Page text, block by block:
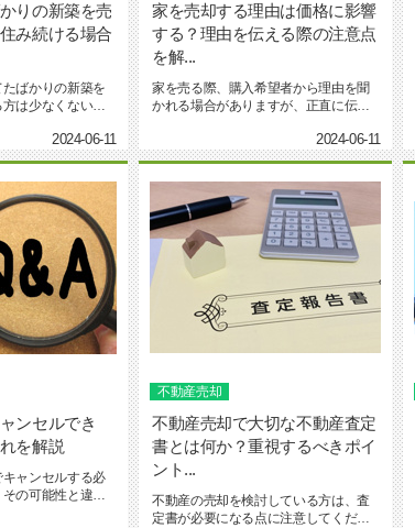
りの新築を売
み続ける場合
ばかりの新築を
は少なくないで
2024-06-11
家を売却する理由は価格に影響
する？理由を伝える際の注意点
を解...
家を売る際、購入希望者から理由を聞
かれる場合がありますが、正直に伝え
2024-06-11
ンセルでき
を解説
ャンセルする必
の可能性と違約
不動産売却
不動産売却で大切な不動産査定
書とは何か？重視するべきポイ
ント...
不動産の売却を検討している方は、査
定書が必要になる点に注意してくださ